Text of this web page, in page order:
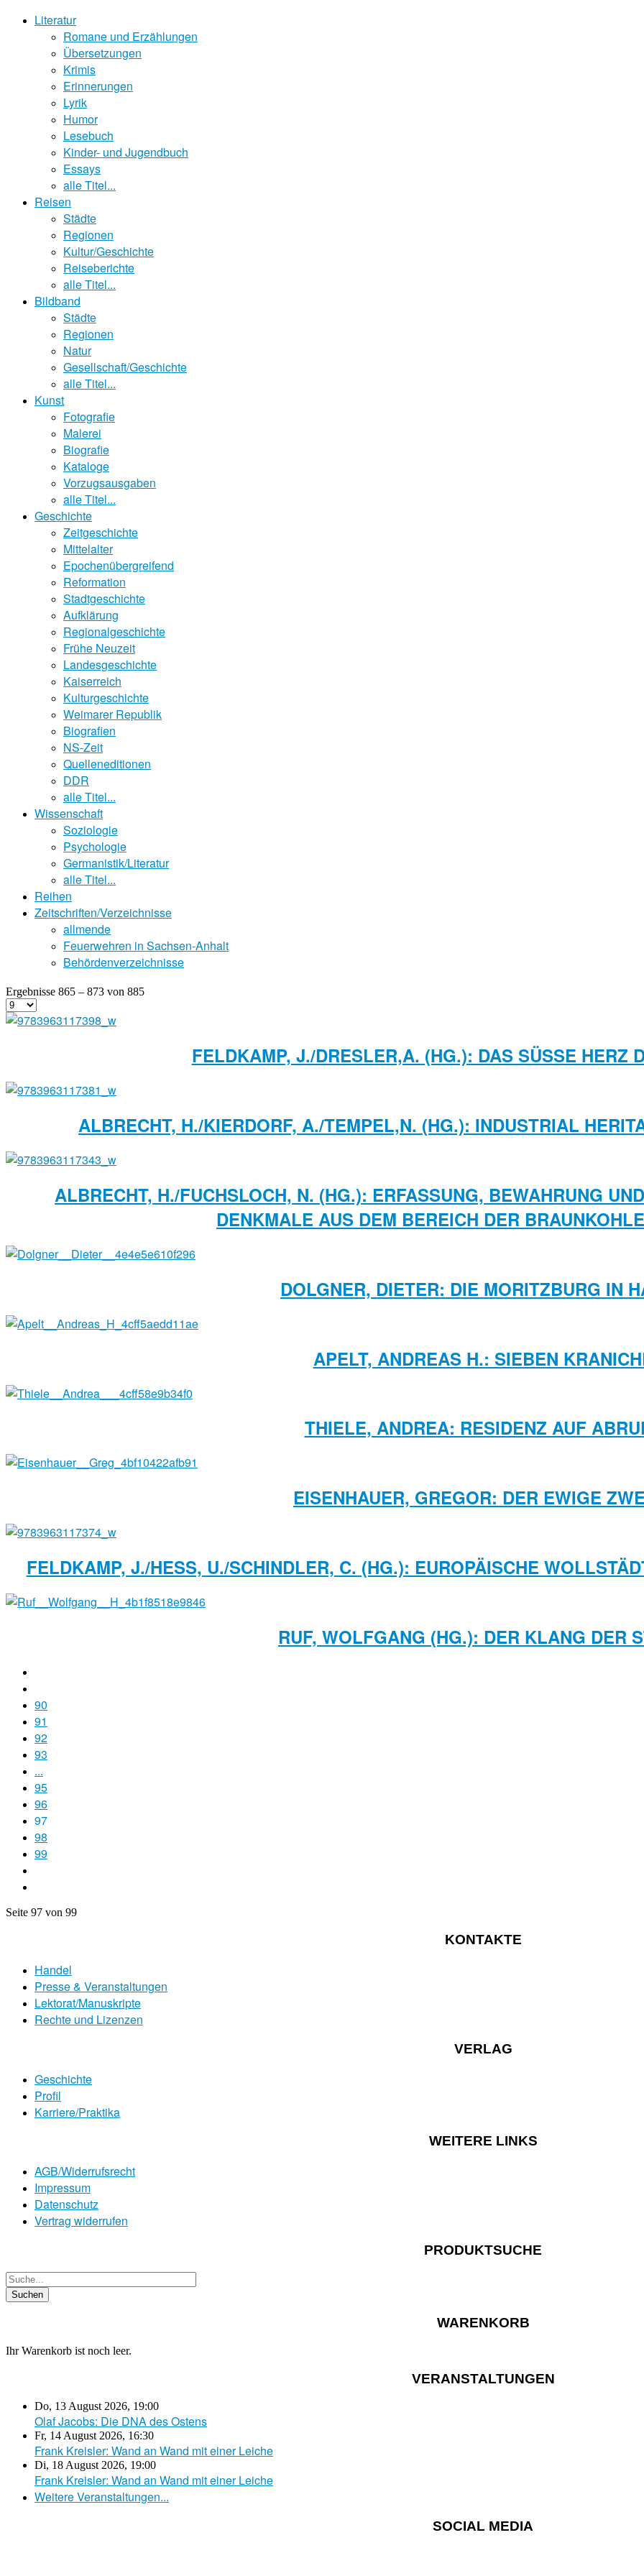
Literatur
Romane und Erzählungen
Übersetzungen
Krimis
Erinnerungen
Lyrik
Humor
Lesebuch
Kinder- und Jugendbuch
Essays
alle Titel...
Reisen
Städte
Regionen
Kultur/Geschichte
Reiseberichte
alle Titel...
Bildband
Städte
Regionen
Natur
Gesellschaft/Geschichte
alle Titel...
Kunst
Fotografie
Malerei
Biografie
Kataloge
Vorzugsausgaben
alle Titel...
Geschichte
Zeitgeschichte
Mittelalter
Epochenübergreifend
Reformation
Stadtgeschichte
Aufklärung
Regionalgeschichte
Frühe Neuzeit
Landesgeschichte
Kaiserreich
Kulturgeschichte
Weimarer Republik
Biografien
NS-Zeit
Quelleneditionen
DDR
alle Titel...
Wissenschaft
Soziologie
Psychologie
Germanistik/Literatur
alle Titel...
Reihen
Zeitschriften/Verzeichnisse
allmende
Feuerwehren in Sachsen-Anhalt
Behördenverzeichnisse
Ergebnisse 865 – 873 von 885
FELDKAMP, J./DRESLER,A. (HG.): DAS SÜSSE HERZ
ALBRECHT, H./KIERDORF, A./TEMPEL,N. (HG.): INDUSTRIAL
ALBRECHT, H./FUCHSLOCH, N. (HG.): ERFASSUNG, BEWAHRUNG
DENKMALE AUS DEM BEREICH DER
DOLGNER, DIETER: DIE MORITZBURG IN
APELT, ANDREAS H.: SIEBEN
THIELE, ANDREA: RESIDENZ AUF
EISENHAUER, GREGOR: DER EWIGE
FELDKAMP, J./HESS, U./SCHINDLER, C. (HG.): EUROPÄISCHE
RUF, WOLFGANG (HG.): DER KLANG DER
90
91
92
93
...
95
96
97
98
99
Seite 97 von 99
KONTAKTE
Handel
Presse & Veranstaltungen
Lektorat/Manuskripte
Rechte und Lizenzen
VERLAG
Geschichte
Profil
Karriere/Praktika
WEITERE LINKS
AGB/Widerrufsrecht
Impressum
Datenschutz
Vertrag widerrufen
PRODUKTSUCHE
WARENKORB
Ihr Warenkorb ist noch leer.
VERANSTALTUNGEN
Do, 13 August 2026, 19:00
Olaf Jacobs: Die DNA des Ostens
Fr, 14 August 2026, 16:30
Frank Kreisler: Wand an Wand mit einer Leiche
Di, 18 August 2026, 19:00
Frank Kreisler: Wand an Wand mit einer Leiche
Weitere Veranstaltungen...
SOCIAL MEDIA